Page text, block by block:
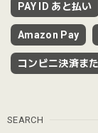
PAY ID あと払い
Amazon Pay
コンビニ決済ま
SEARCH